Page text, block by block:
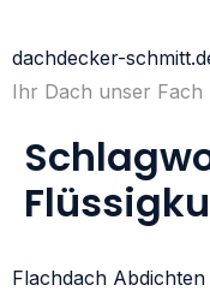
dachdecker-
Ihr Dach unser Fach
Flachdach